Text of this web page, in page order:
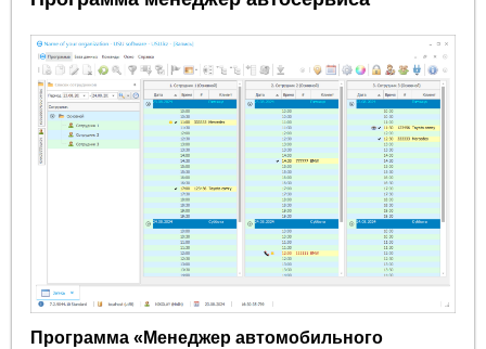
Программа «Менеджер автомобильного